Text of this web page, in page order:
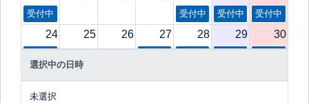
受付中 受付中 受付中 受付中
24 25 26 27 28 29 30
受付中
選択中の日時
未選択